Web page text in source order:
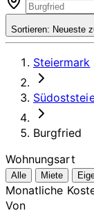
Sortieren: Neueste
Steiermark
Burgfried
Wohnungsart
Alle Miete
Monatliche
Von